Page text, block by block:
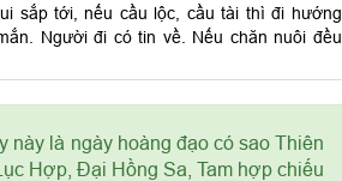
sắp tới, nếu cầu lộc, cầu tài thì đi hướng
Người đi có tin về. Nếu chăn nuôi đều
này là ngày hoàng đạo có sao Thiên
Hợp, Đại Hồng Sa, Tam hợp chiếu